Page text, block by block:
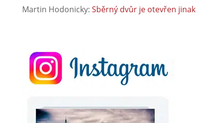
Martin Hodonicky: Sběrný dvůr je otevřen jinak